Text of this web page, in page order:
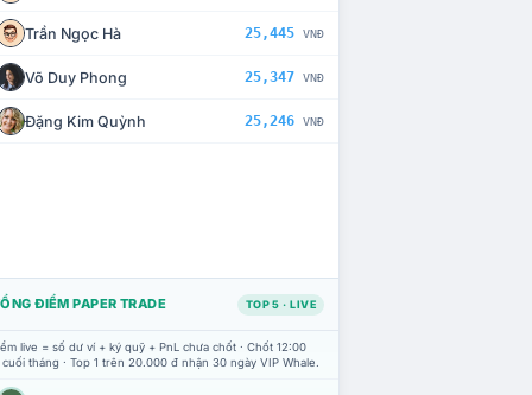
Trần Ngọc Hà 25,445 VNĐ
Võ Duy Phong 25,347 VNĐ
Đặng Kim Quỳnh 25,246 VNĐ
ĐIỂM PAPER TRADE TOP 5 · LIVE
live = số dư ví + ký quỹ + PnL chưa chốt · Chốt 12:00
tháng · Top 1 trên 20.000 đ nhận 30 ngày VIP Whale.